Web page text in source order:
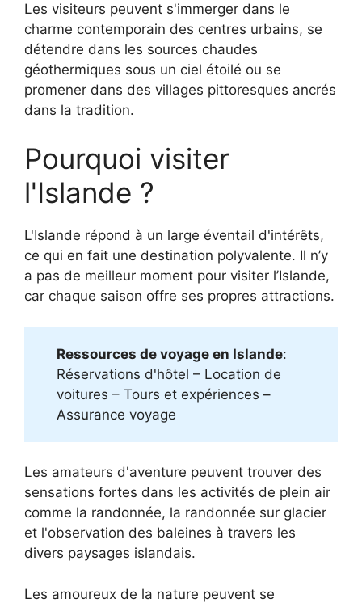
Les visiteurs peuvent s'immerger dans le
charme contemporain des centres urbains, se
détendre dans les sources chaudes
géothermiques sous un ciel étoilé ou se
promener dans des villages pittoresques ancrés
dans la tradition.
Pourquoi visiter
l'Islande ?
L'Islande répond à un large éventail d'intérêts,
ce qui en fait une destination polyvalente. Il n’y
a pas de meilleur moment pour visiter l’Islande,
car chaque saison offre ses propres attractions.
Ressources de voyage en Islande:
Réservations d'hôtel – Location de
voitures – Tours et expériences –
Assurance voyage
Les amateurs d'aventure peuvent trouver des
sensations fortes dans les activités de plein air
comme la randonnée, la randonnée sur glacier
et l'observation des baleines à travers les
divers paysages islandais.
Les amoureux de la nature peuvent se